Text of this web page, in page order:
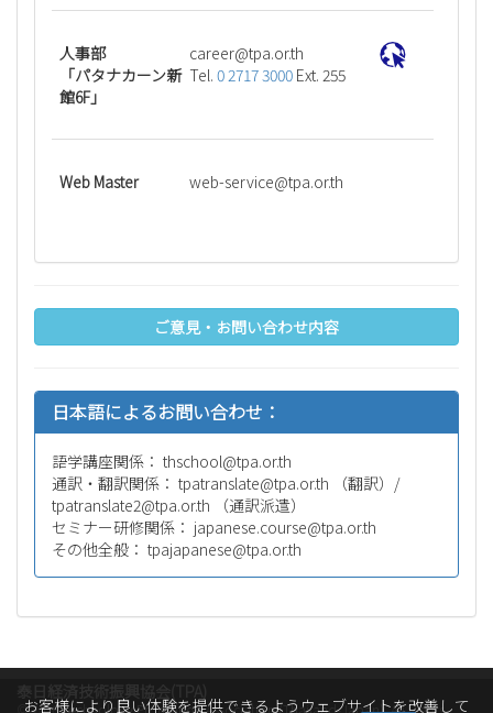
人事部
「パタナカーン新
館6F」
ht.ro.apt@reerac
Tel. 0 2717 3000 Ext. 255
Web Master ht.ro.apt@ecivres-bew
ご意見・お問い合わせ内容
日本語によるお問い合わせ：
語学講座関係： ht.ro.apt@loohcsht
通訳・翻訳関係： ht.ro.apt@etalsnartapt （翻訳）/
ht.ro.apt@2etalsnartapt （通訳派遣）
セミナー研修関係： ht.ro.apt@esruoc.esenapaj
その他全般： ht.ro.apt@esenapajapt
© 2026Technology Promotion Association (Thailand-Japan). All Rights
お客様により良い体験を提供できるようウェブサイトを改善して